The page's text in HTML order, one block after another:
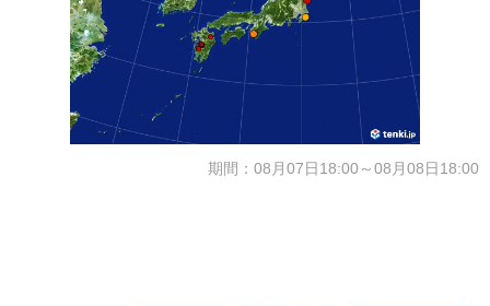
期間：08月07日18:00～08月08日18:00